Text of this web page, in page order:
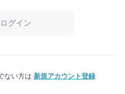
ログイン
ない方は 新規アカウント登録